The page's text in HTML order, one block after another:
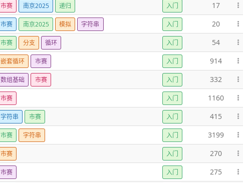
市赛 南京2025 递归 入门
17
市赛 南京2025 模拟 字符串 入门
20
市赛 分支 循环 入门
54
嵌套循环 市赛 入门
914
数组基础 市赛 入门
332
市赛 入门
1160
字符串 市赛 入门
415
市赛 字符串 入门
3199
市赛 入门
270
市赛 入门
275